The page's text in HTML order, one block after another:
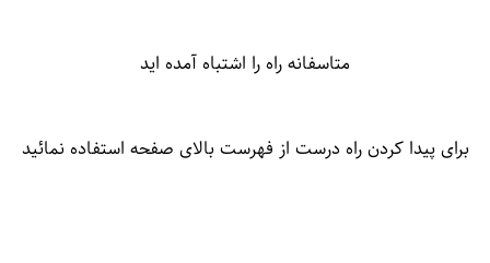
متاسفانه راه را اشتباه آمده اید
برای پیدا کردن راه درست از فهرست بالای صفحه استفاده نمائید